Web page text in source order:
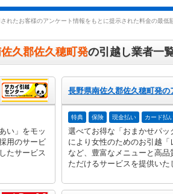
れたお客様のアンケート情報をもとに提示された料金の最
久郡佐久穂町発の引越し業者一
い」をモッ
用のサービ
たサービス
特典 保険 現金払い カード払
選べてお得な「おまかせパッ
により女性のためのお引越「
など、豊富なメニューと高
ただけるサービスを提供いた